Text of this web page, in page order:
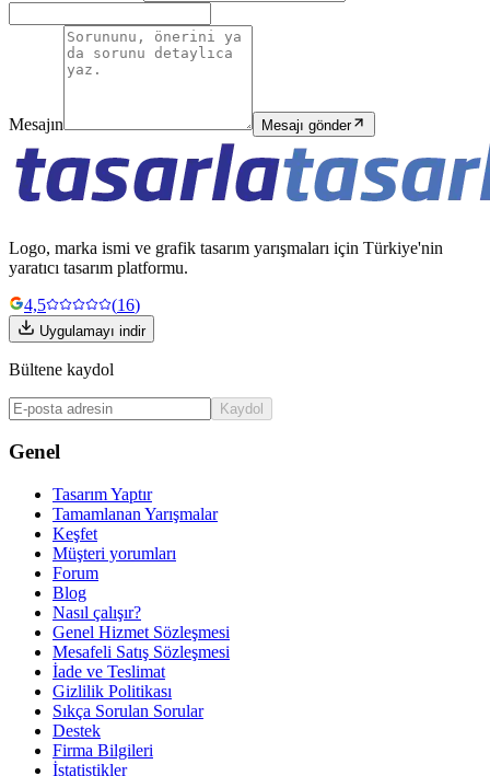
Mesajın Mesajı gönder
Logo, marka ismi ve grafik tasarım yarışmaları için Türkiye'nin
yaratıcı tasarım platformu.
4,5
(16)
Uygulamayı indir
Bültene kaydol
Kaydol
Genel
Tasarım Yaptır
Tamamlanan Yarışmalar
Keşfet
Müşteri yorumları
Forum
Blog
Nasıl çalışır?
Genel Hizmet Sözleşmesi
Mesafeli Satış Sözleşmesi
İade ve Teslimat
Gizlilik Politikası
Sıkça Sorulan Sorular
Destek
Firma Bilgileri
İstatistikler